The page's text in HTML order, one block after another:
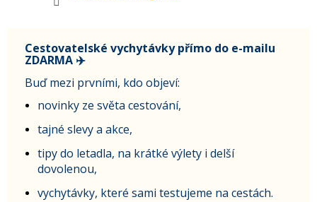
Cestovatelské vychytávky přímo do e-mailu
ZDARMA ✈️
Buď mezi prvními, kdo objeví:
novinky ze světa cestování,
tajné slevy a akce,
tipy do letadla, na krátké výlety i delší
dovolenou,
vychytávky, které sami testujeme na cestách.